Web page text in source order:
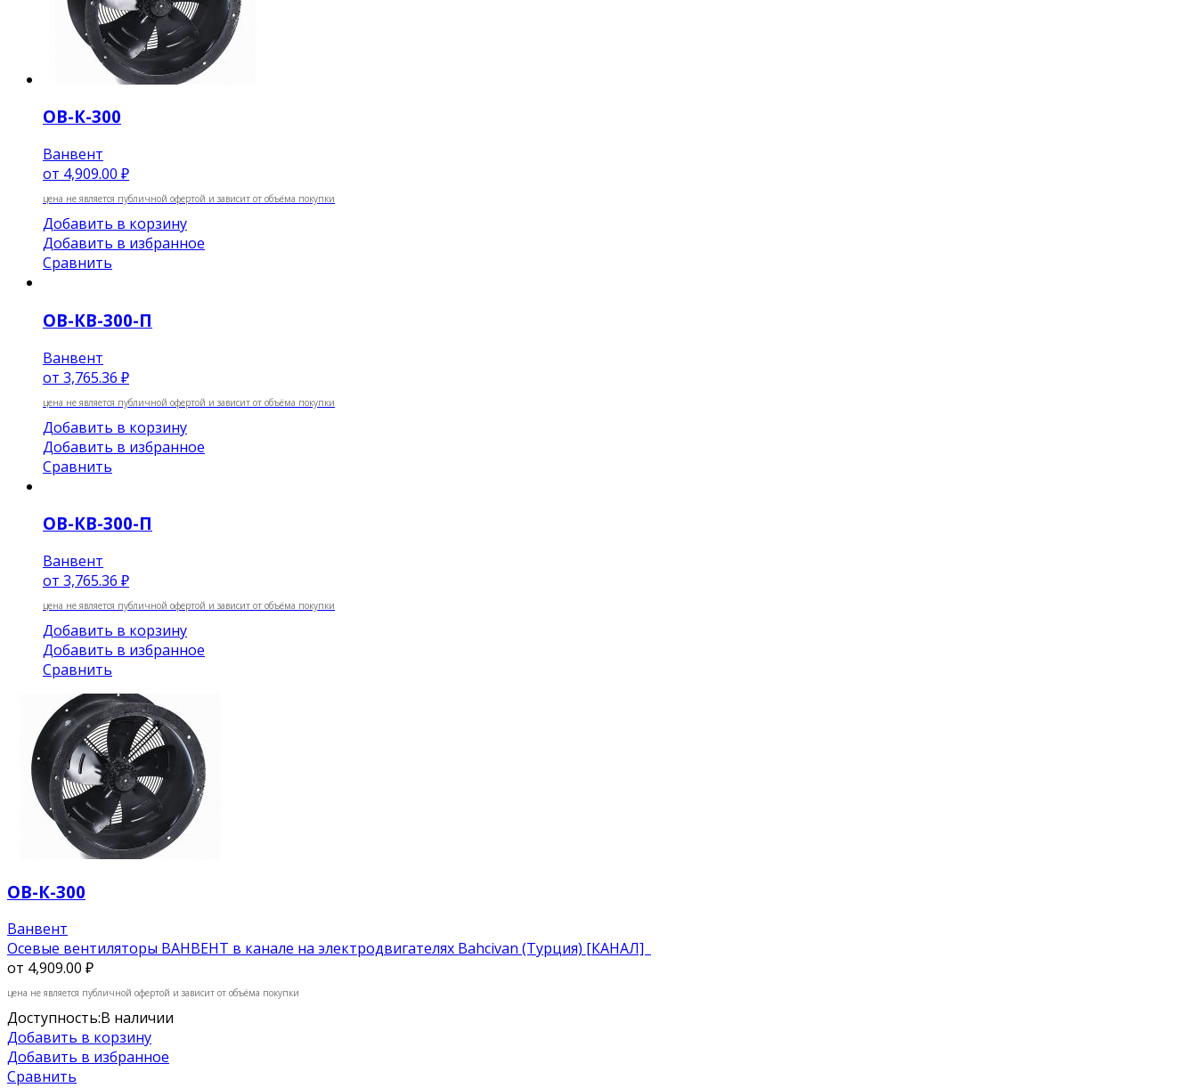
ОВ-К-300
Ванвент
от 4,909.00 ₽
цена не является публичной офертой и зависит от объёма покупки
Добавить в корзину
Добавить в избранное
Сравнить
ОВ-КВ-300-П
Ванвент
от 3,765.36 ₽
цена не является публичной офертой и зависит от объёма покупки
Добавить в корзину
Добавить в избранное
Сравнить
ОВ-КВ-300-П
Ванвент
от 3,765.36 ₽
цена не является публичной офертой и зависит от объёма покупки
Добавить в корзину
Добавить в избранное
Сравнить
ОВ-К-300
Ванвент
Осевые вентиляторы ВАНВЕНТ в канале на электродвигателях Bahcivan (Турция) [КАНАЛ]
от 4,909.00 ₽
цена не является публичной офертой и зависит от объёма покупки
Доступность:В наличии
Добавить в корзину
Добавить в избранное
Сравнить